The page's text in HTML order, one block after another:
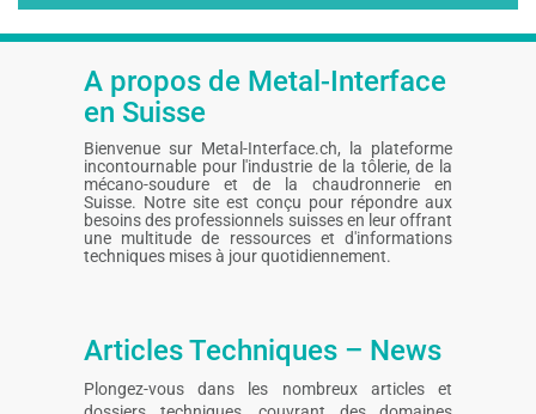
A propos de Metal-Interface
en Suisse
Bienvenue sur Metal-Interface.ch, la plateforme
incontournable pour l'industrie de la tôlerie, de la
mécano-soudure et de la chaudronnerie en
Suisse. Notre site est conçu pour répondre aux
besoins des professionnels suisses en leur offrant
une multitude de ressources et d'informations
techniques mises à jour quotidiennement.
Articles Techniques – News
Plongez-vous dans les nombreux articles et